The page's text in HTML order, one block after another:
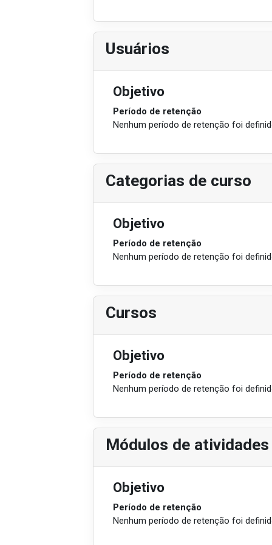
Usuários
Objetivo
Período de retenção
Nenhum período de retenção foi
Categorias de curso
Objetivo
Período de retenção
Nenhum período de retenção foi
Cursos
Objetivo
Período de retenção
Nenhum período de retenção foi
Módulos de atividades
Objetivo
Período de retenção
Nenhum período de retenção foi